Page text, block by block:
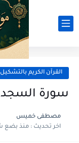
القرآن الكريم بالتشكيل
سورة
مصطفى خميس
اخر تحديث :منذ بضع